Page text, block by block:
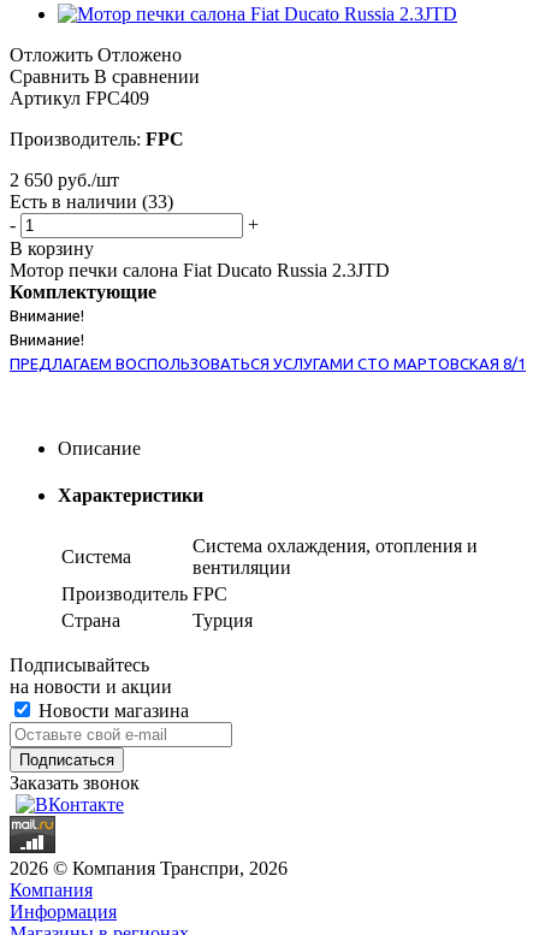
Отложить Отложено
Сравнить В сравнении
Артикул FPC409
Производитель: FPC
2 650 руб./шт
Есть в наличии (33)
-
+
В корзину
Мотор печки салона Fiat Ducato Russia 2.3JTD
Комплектующие
Внимание!
Внимание!
ПРЕДЛАГАЕМ ВОСПОЛЬЗОВАТЬСЯ УСЛУГАМИ СТО МАРТОВСКАЯ 8/1
Описание
Характеристики
Система
Система охлаждения, отопления и
вентиляции
Производитель FPC
Страна
Турция
Подписывайтесь
на новости и акции
Новости магазина
Заказать звонок
2026 © Компания Транспри, 2026
Компания
Информация